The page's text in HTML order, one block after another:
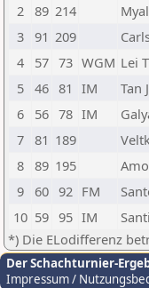
2
89 214
3
91 209
4
57 73 WGM Lei
5
46 81 IM Tan
6
56 78 IM
7
81 189
8
89 195
9
60 92 FM
10 59 95 IM
*) Die ELodifferenz
Der Schachturnier-
Impressum /